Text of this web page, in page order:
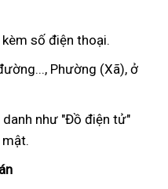
kèm số điện thoại.
Phường (Xã), ở
danh như "Đồ điện tử"